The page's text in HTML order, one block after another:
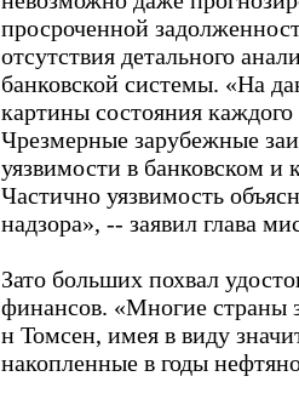
просроченной
отсутствия детального
банковской системы. «На
картины состояния каждого
Чрезмерные зарубежные
уязвимости в банковском и
Частично уязвимость
надзора», -- заявил глава
Зато больших похвал
финансов. «Многие страны
н Томсен, имея в виду
накопленные в годы